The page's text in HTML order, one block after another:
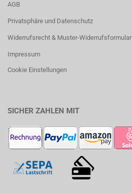
AGB
Privatsphäre und Datenschutz
Widerrufsrecht & Muster-Widerrufsformular
Impressum
Cookie Einstellungen
SICHER ZAHLEN MIT